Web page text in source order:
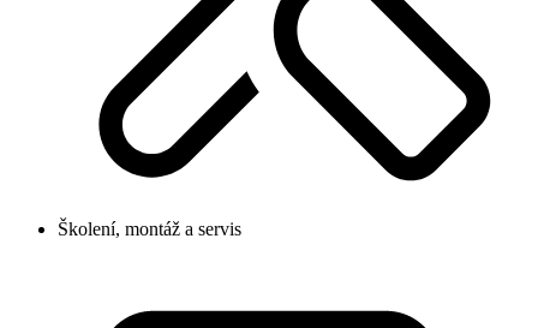
Školení, montáž a servis